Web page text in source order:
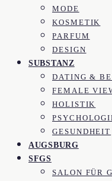
MODE
KOSMETIK
PARFUM
DESIGN
SUBSTANZ
DATING &
FEMALE
HOLISTIK
GESUNDHEIT
AUGSBURG
SFGS
SALON FÜR